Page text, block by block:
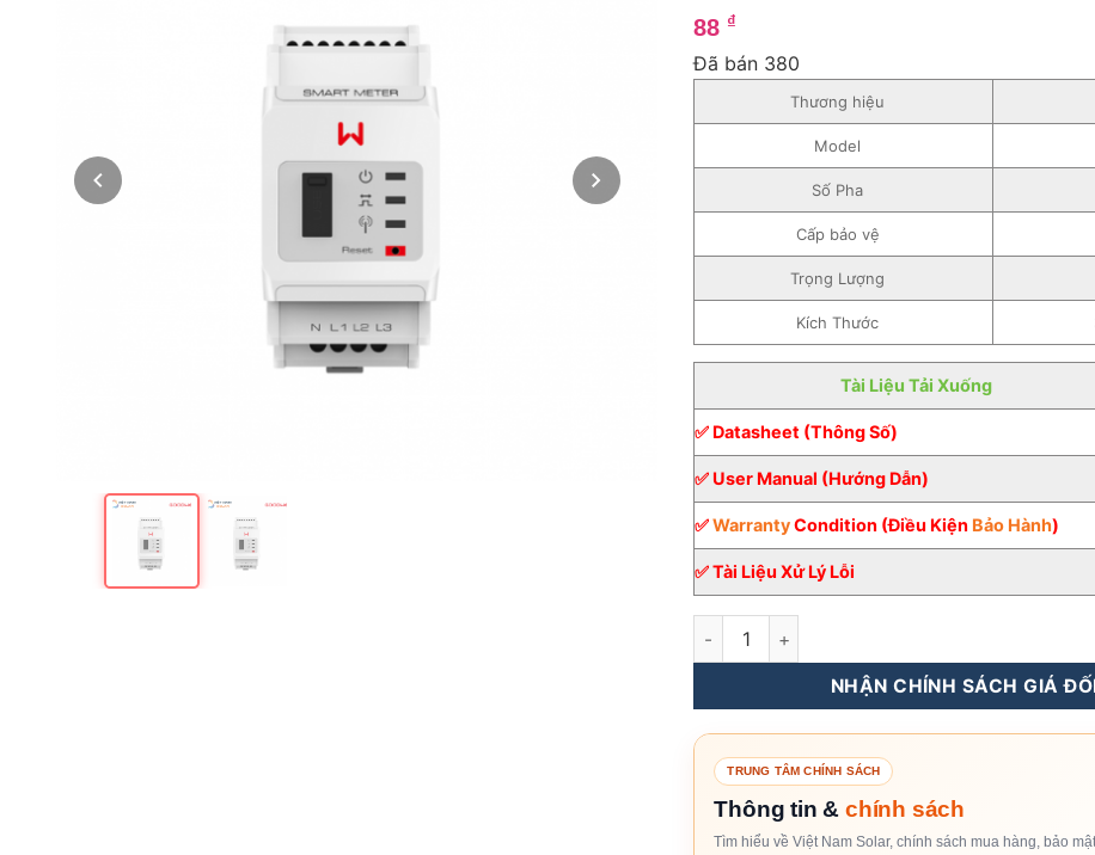
trên 5
dựa trên
88 ₫
Đã bán 380
Thương hiệu
Model
Số Pha
Cấp bảo vệ
Trọng Lượng
Kích Thước
Tài Liệu Tải Xuống
✅ Datasheet (Thông Số)
✅ User Manual (Hướng Dẫn)
✅WarrantyCondition (Điều Kiện Bảo Hành)
✅ Tài Liệu Xử Lý Lỗi
Meter - Thiết Bị Đo Đếm Dòng Điện 1 Pha
NHẬN CHÍNH SÁCH GIÁ
TRUNG TÂM CHÍNH SÁCH
Thông tin & chính sách
Tìm hiểu về Việt Nam Solar, chính sách mua hàng, bảo